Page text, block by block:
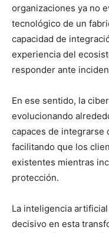
organizaciones ya no
tecnológico de un
capacidad de
experiencia del
responder ante
En ese sentido, la
evolucionando
capaces de integrarse
facilitando que los
existentes mientras
protección.
La inteligencia
decisivo en esta